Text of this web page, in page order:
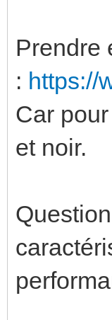
Prendre
: https://
Car
et noir.